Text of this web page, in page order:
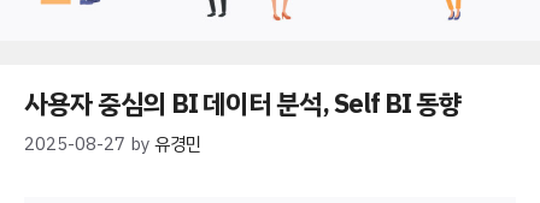
사용자 중심의 BI 데이터 분석, Self BI 동향
2025-08-27 by유경민